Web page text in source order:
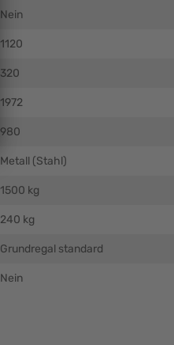
Nein
1120
320
1972
980
Metall (Stahl)
1500 kg
240 kg
Grundregal standard
Nein